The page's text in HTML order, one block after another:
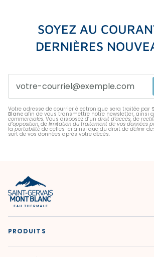
SOYEZ AU
DERNIÈRES
Votre adresse de courrier électronique sera traitée par
Blanc afin de vous transmettre notre newsletter, ainsi
commerciales. Vous disposez d’un droit d’accès, de
d’opposition, de limitation du traitement de vos données
la portabilité de celles-ci ainsi que du droit de définir
sort de vos données après votre décès.
PRODUITS